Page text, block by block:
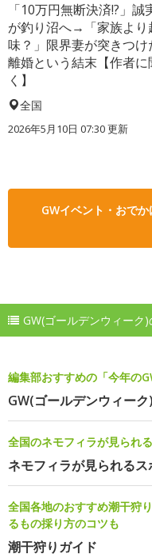
「10万円無断決済!?」誠
が釣り沼へ→「家族より
味？」限界妻が突きつけ
離婚という結末【作者に
く】
全国
2026年5月10日 07:30 更新
GWイベント・おで
GW(ゴールデンウィーク
編集部おすすめの「今年の
GW(ゴールデンウィー
全国のネモフィラが見られ
ネモフィラが見られるス
全国各地のおすすめ潮干狩
るもの採り方のコツも
潮干狩りガイド